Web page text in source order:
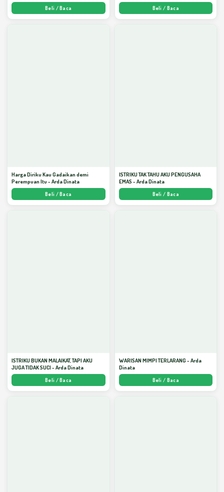
Beli / Baca Beli / Baca
Harga Diriku Kau Gadaikan demi
Perempuan Itu - Arda Dinata
Beli / Baca
ISTRIKU TAK TAHU AKU PENGUSAHA
EMAS - Arda Dinata
Beli / Baca
ISTRIKU BUKAN MALAIKAT, TAPI AKU
JUGA TIDAK SUCI - Arda Dinata
Beli / Baca
WARISAN MIMPI TERLARANG - Arda
Dinata
Beli / Baca